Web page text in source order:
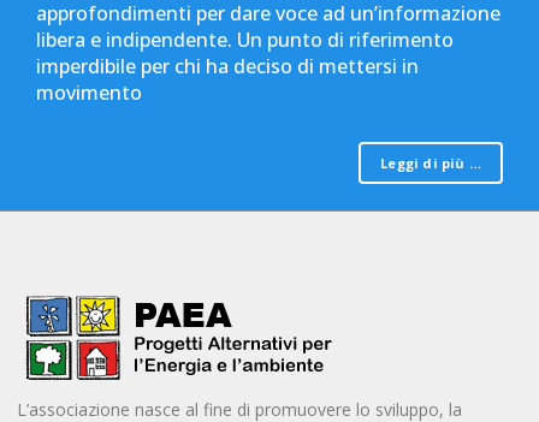
approfondimenti per dare voce ad un’informazione
libera e indipendente. Un punto di riferimento
imperdibile per chi ha deciso di mettersi in
movimento
Leggi di più …
L’associazione nasce al fine di promuovere lo sviluppo, la